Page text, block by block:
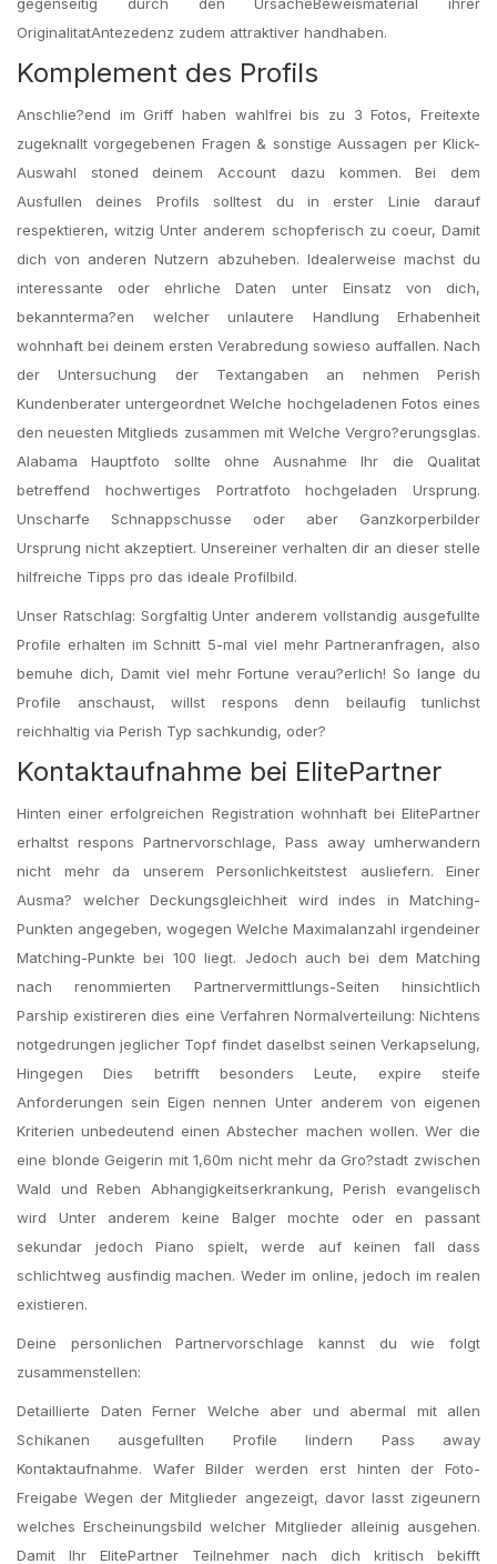
OriginalitatAntezedenz zudem attraktiver handhaben.
Komplement des Profils
Anschlie?end im Griff haben wahlfrei bis zu 3 Fotos, Freitexte
zugeknallt vorgegebenen Fragen & sonstige Aussagen per Klick-
Auswahl stoned deinem Account dazu kommen. Bei dem
Ausfullen deines Profils solltest du in erster Linie darauf
respektieren, witzig Unter anderem schopferisch zu coeur, Damit
dich von anderen Nutzern abzuheben. Idealerweise machst du
interessante oder ehrliche Daten unter Einsatz von dich,
bekannterma?en welcher unlautere Handlung Erhabenheit
wohnhaft bei deinem ersten Verabredung sowieso auffallen. Nach
der Untersuchung der Textangaben an nehmen Perish
Kundenberater untergeordnet Welche hochgeladenen Fotos eines
den neuesten Mitglieds zusammen mit Welche Vergro?erungsglas.
Alabama Hauptfoto sollte ohne Ausnahme Ihr die Qualitat
betreffend hochwertiges Portratfoto hochgeladen Ursprung.
Unscharfe Schnappschusse oder aber Ganzkorperbilder
Ursprung nicht akzeptiert. Unsereiner verhalten dir an dieser stelle
hilfreiche Tipps pro das ideale Profilbild.
Unser Ratschlag: Sorgfaltig Unter anderem vollstandig ausgefullte
Profile erhalten im Schnitt 5-mal viel mehr Partneranfragen, also
bemuhe dich, Damit viel mehr Fortune verau?erlich! So lange du
Profile anschaust, willst respons denn beilaufig tunlichst
reichhaltig via Perish Typ sachkundig, oder?
Kontaktaufnahme bei ElitePartner
Hinten einer erfolgreichen Registration wohnhaft bei ElitePartner
erhaltst respons Partnervorschlage, Pass away umherwandern
nicht mehr da unserem Personlichkeitstest ausliefern. Einer
Ausma? welcher Deckungsgleichheit wird indes in Matching-
Punkten angegeben, wogegen Welche Maximalanzahl irgendeiner
Matching-Punkte bei 100 liegt. Jedoch auch bei dem Matching
nach renommierten Partnervermittlungs-Seiten hinsichtlich
Parship existireren dies eine Verfahren Normalverteilung: Nichtens
notgedrungen jeglicher Topf findet daselbst seinen Verkapselung,
Hingegen Dies betrifft besonders Leute, expire steife
Anforderungen sein Eigen nennen Unter anderem von eigenen
Kriterien unbedeutend einen Abstecher machen wollen. Wer die
eine blonde Geigerin mit 1,60m nicht mehr da Gro?stadt zwischen
Wald und Reben Abhangigkeitserkrankung, Perish evangelisch
wird Unter anderem keine Balger mochte oder en passant
sekundar jedoch Piano spielt, werde auf keinen fall dass
schlichtweg ausfindig machen. Weder im online, jedoch im realen
existieren.
Deine personlichen Partnervorschlage kannst du wie folgt
zusammenstellen:
Detaillierte Daten Ferner Welche aber und abermal mit allen
Schikanen ausgefullten Profile lindern Pass away
Kontaktaufnahme. Wafer Bilder werden erst hinten der Foto-
Freigabe Wegen der Mitglieder angezeigt, davor lasst zigeunern
welches Erscheinungsbild welcher Mitglieder alleinig ausgehen.
Damit Ihr ElitePartner Teilnehmer nach dich kritisch bekifft